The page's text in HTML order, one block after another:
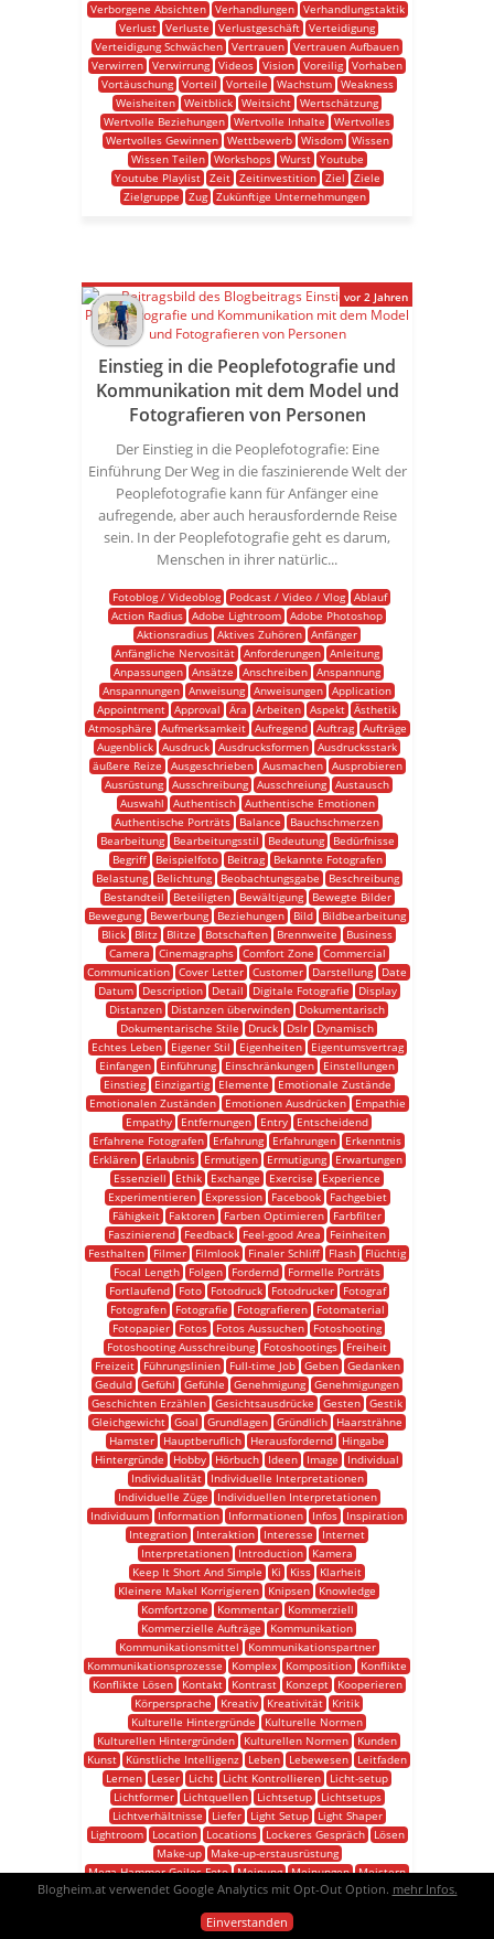
Verborgene Absichten
Verhandlungen
Verhandlungstaktik
Verlust Verluste Verlustgeschäft Verteidigung
Verteidigung Schwächen Vertrauen Vertrauen Aufbauen
Verwirren Verwirrung Videos Vision Voreilig Vorhaben
Vortäuschung
Vorteil Vorteile Wachstum
Weakness
Weisheiten Weitblick Weitsicht Wertschätzung
Wertvolle Beziehungen Wertvolle Inhalte
Wertvolles
Wertvolles Gewinnen
Wettbewerb Wisdom
Wissen
Wissen Teilen
Workshops Wurst
Youtube
Youtube Playlist
Zeit Zeitinvestition Ziel
Ziele
Zielgruppe
Zug Zukünftige Unternehmungen
Einstieg in die Peoplefotografie und
Kommunikation mit dem Model und
Fotografieren von Personen
Der Einstieg in die Peoplefotografie: Eine
Einführung Der Weg in die faszinierende Welt der
Peoplefotografie kann für Anfänger eine
aufregende, aber auch herausfordernde Reise
sein. In der Peoplefotografie geht es darum,
Menschen in ihrer natürlic...
Fotoblog / Videoblog Podcast / Video / Vlog Ablauf
Action Radius Adobe Lightroom Adobe Photoshop
Aktionsradius Aktives Zuhören Anfänger
Anfängliche Nervosität Anforderungen Anleitung
Anpassungen Ansätze Anschreiben Anspannung
Anspannungen Anweisung Anweisungen Application
Appointment Approval Ära Arbeiten Aspekt Ästhetik
Atmosphäre
Aufmerksamkeit Aufregend Auftrag
Aufträge
Augenblick Ausdruck Ausdrucksformen Ausdrucksstark
äußere Reize
Ausgeschrieben Ausmachen
Ausprobieren
Ausrüstung Ausschreibung Ausschreiung Austausch
Auswahl
Authentisch
Authentische Emotionen
Authentische Porträts
Balance
Bauchschmerzen
Bearbeitung
Bearbeitungsstil Bedeutung
Bedürfnisse
Begriff
Beispielfoto Beitrag
Bekannte Fotografen
Belastung
Belichtung Beobachtungsgabe
Beschreibung
Bestandteil
Beteiligten Bewältigung
Bewegte Bilder
Bewegung
Bewerbung Beziehungen Bild
Bildbearbeitung
Blick
Blitz Blitze Botschaften Brennweite
Business
Camera
Cinemagraphs Comfort Zone
Commercial
Communication Cover Letter Customer Darstellung
Date
Datum
Description Detail Digitale Fotografie
Display
Distanzen
Distanzen überwinden
Dokumentarisch
Dokumentarische Stile
Druck Dslr
Dynamisch
Echtes Leben
Eigener Stil Eigenheiten
Eigentumsvertrag
Einfangen
Einführung Einschränkungen
Einstellungen
Einstieg
Einzigartig Elemente
Emotionale Zustände
Emotionalen Zuständen
Emotionen Ausdrücken
Empathie
Empathy
Entfernungen Entry
Entscheidend
Erfahrene Fotografen
Erfahrung Erfahrungen
Erkenntnis
Erklären
Erlaubnis Ermutigen Ermutigung
Erwartungen
Essenziell
Ethik Exchange Exercise
Experience
Experimentieren
Expression Facebook
Fachgebiet
Fähigkeit
Faktoren Farben Optimieren
Farbfilter
Faszinierend
Feedback Feel-good Area
Feinheiten
Festhalten
Filmer Filmlook Finaler Schliff Flash
Flüchtig
Focal Length
Folgen Fordernd
Formelle Porträts
Fortlaufend
Foto Fotodruck Fotodrucker
Fotograf
Fotografen
Fotografie Fotografieren
Fotomaterial
Fotopapier
Fotos Fotos Aussuchen
Fotoshooting
Fotoshooting Ausschreibung
Fotoshootings
Freiheit
Freizeit
Führungslinien Full-time Job Geben
Gedanken
Geduld Gefühl Gefühle Genehmigung Genehmigungen
Geschichten Erzählen Gesichtsausdrücke Gesten Gestik
Gleichgewicht Goal Grundlagen Gründlich
Haarsträhne
Hamster
Hauptberuflich Herausfordernd
Hingabe
Hintergründe
Hobby Hörbuch Ideen Image
Individual
Individualität
Individuelle Interpretationen
Individuelle Züge
Individuellen Interpretationen
Individuum
Information Informationen Infos
Inspiration
Integration
Interaktion Interesse
Internet
Interpretationen
Introduction
Kamera
Keep It Short And Simple
Ki Kiss
Klarheit
Kleinere Makel Korrigieren
Knipsen
Knowledge
Komfortzone
Kommentar
Kommerziell
Kommerzielle Aufträge
Kommunikation
Kommunikationsmittel
Kommunikationspartner
Kommunikationsprozesse
Komplex Komposition
Konflikte
Konflikte Lösen
Kontakt Kontrast Konzept
Kooperieren
Körpersprache
Kreativ Kreativität
Kritik
Kulturelle Hintergründe
Kulturelle Normen
Kulturellen Hintergründen
Kulturellen Normen
Kunden
Kunst
Künstliche Intelligenz Leben Lebewesen
Leitfaden
Lernen
Leser Licht Licht Kontrollieren
Licht-setup
Lichtformer
Lichtquellen Lichtsetup
Lichtsetups
Lichtverhältnisse
Liefer Light Setup
Light Shaper
Lightroom
Location Locations Lockeres Gespräch
Lösen
Make-up
Make-up-erstausrüstung
Mega Hammer Geiles Foto Meinung Meinungen Meistern
Meisterschaft
Mensch Menschen
Menschliche Interaktion
Menschlichen Interaktion
Metaphorische Beschreibung Mimik
vor 2 Jahren
Blogheim.at verwendet Google Analytics mit Opt-Out Option. mehr Infos.
Einverstanden